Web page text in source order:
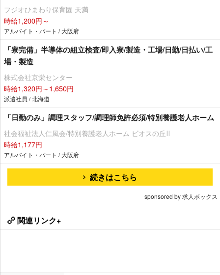
フジオひまわり保育園 天満
時給1,200円～
アルバイト・パート / 大阪府
「寮完備」半導体の組立検査/即入寮/製造・工場/日勤/日払い/工
場・製造
株式会社京栄センター
時給1,320円～1,650円
派遣社員 / 北海道
「日勤のみ」調理スタッフ/調理師免許必須/特別養護老人ホーム
社会福祉法人仁風会/特別養護老人ホーム ビオスの丘Ⅱ
時給1,177円
アルバイト・パート / 大阪府
続きはこちら
sponsored by 求人ボックス
関連リンク+